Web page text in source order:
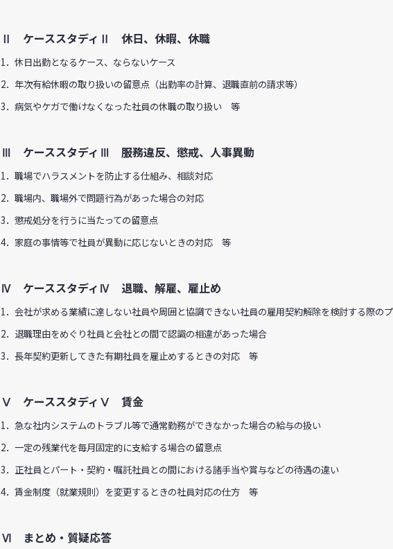
Ⅱ ケーススタディⅡ 休日、休暇、休職
1．休日出勤となるケース、ならないケース
2．年次有給休暇の取り扱いの留意点（出勤率の計算、退職直前の請求等）
3．病気やケガで働けなくなった社員の休職の取り扱い 等
Ⅲ ケーススタディⅢ 服務違反、懲戒、人事異動
1．職場でハラスメントを防止する仕組み、相談対応
2．職場内、職場外で問題行為があった場合の対応
3．懲戒処分を行うに当たっての留意点
4．家庭の事情等で社員が異動に応じないときの対応 等
Ⅳ ケーススタディⅣ 退職、解雇、雇止め
1．会社が求める業績に達しない社員や周囲と協調できない社員の雇用契約解除を検討する際の
2．退職理由をめぐり社員と会社との間で認識の相違があった場合
3．長年契約更新してきた有期社員を雇止めするときの対応 等
Ⅴ ケーススタディⅤ 賃金
1．急な社内システムのトラブル等で通常勤務ができなかった場合の給与の扱い
2．一定の残業代を毎月固定的に支給する場合の留意点
3．正社員とパート・契約・嘱託社員との間における諸手当や賞与などの待遇の違い
4．賃金制度（就業規則）を変更するときの社員対応の仕方 等
Ⅵ まとめ・質疑応答